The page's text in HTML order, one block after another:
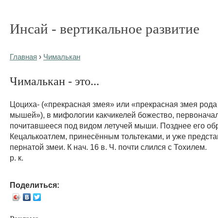
Инсай - вертикальное развитие
Главная › Чималькан
Чималькан - это...
Цоциха- («прекрасная змея» или «прекрасная змея рода
мышей»), в мифологии какчикелей божество,
почитавшееся под видом летучей мыши. Позднее его
Кецалькоатлем, принесённым тольтеками, и уже
пернатой змеи. К нач. 16 в. Ч. почти слился с Тохилем.
р. к.
Поделиться: